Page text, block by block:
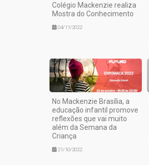
Colégio Mackenzie realiza
Mostra do Conhecimento
04/11/2022
No Mackenzie Brasília, a
educação infantil promove
reflexões que vai muito
além da Semana da
Criança
21/10/2022